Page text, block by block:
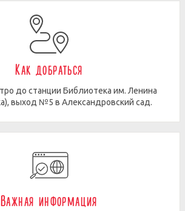
Как добраться
до станции Библиотека им. Ленина
выход №5 в Александровский сад.
Важная информация